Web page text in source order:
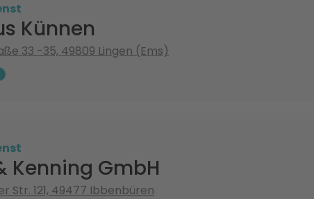
Künnen
33 -35, 49809 Lingen (Ems)
Kenning GmbH
Str. 121, 49477 Ibbenbüren